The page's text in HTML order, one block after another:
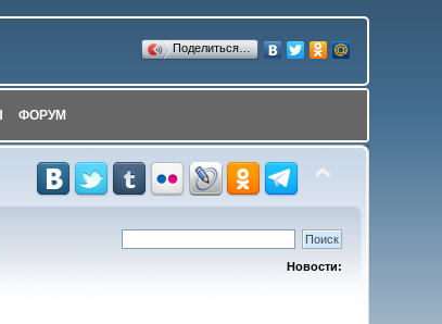
Поделиться…
ФОРУМ
Новости: